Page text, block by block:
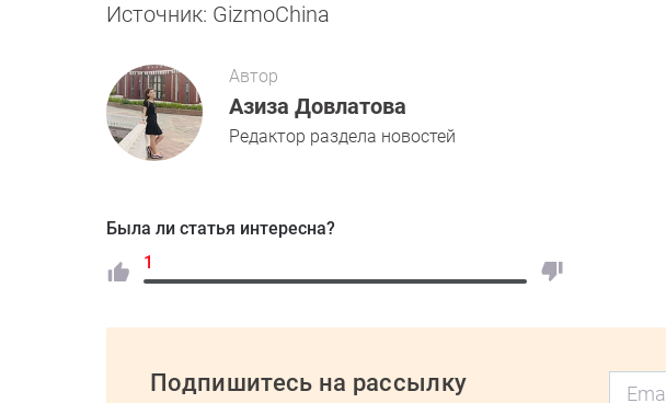
Источник: GizmoChina
Автор
Азиза Довлатова
Редактор раздела новостей
Была ли статья интересна?
1
Подпишитесь на рассылку